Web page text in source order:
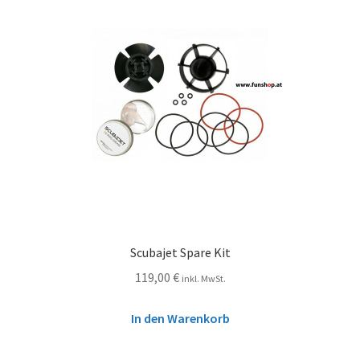
Scubajet Spare Kit
119,00 € inkl. MwSt.
In den Warenkorb